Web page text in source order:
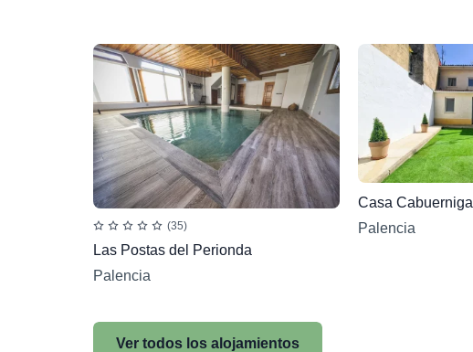
(35)
Las Postas del Perionda
Palencia
Casa Cabuerniga
Palencia
Ver todos los alojamientos